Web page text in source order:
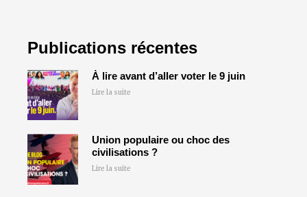
Publications récentes
À lire avant d’aller voter le 9 juin
Lire la suite
Union populaire ou choc des
civilisations ?
Lire la suite